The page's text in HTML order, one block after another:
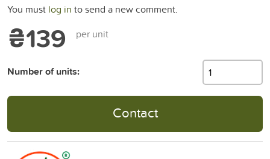
You must log in to send a new comment.
₴139 per unit
Number of units:
Contact